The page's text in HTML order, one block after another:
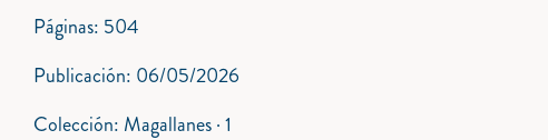
Páginas: 504
Publicación: 06/05/2026
Colección: Magallanes · 1